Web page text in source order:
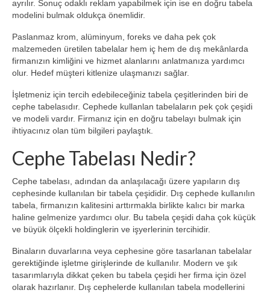
7- Kutu Harf Tabela
9- Hastane Tabelası
10- Eczane Tabelası
Referanslar
Hizmet Bölgelerimiz
Blog
Bilgi Bankası
Tabela Üretimi
İletişim
ayrılır. Sonuç odaklı reklam yapabilmek için ise en doğru tabela
modelini bulmak oldukça önemlidir.
Paslanmaz krom, alüminyum, foreks ve daha pek çok
malzemeden üretilen tabelalar hem iç hem de dış mekânlarda
firmanızın kimliğini ve hizmet alanlarını anlatmanıza yardımcı
olur. Hedef müşteri kitlenize ulaşmanızı sağlar.
İşletmeniz için tercih edebileceğiniz tabela çeşitlerinden biri de
cephe tabelasıdır. Cephede kullanlan tabelaların pek çok çeşidi
ve modeli vardır. Firmanız için en doğru tabelayı bulmak için
ihtiyacınız olan tüm bilgileri paylaştık.
Cephe Tabelası Nedir?
Cephe tabelası, adından da anlaşılacağı üzere yapıların dış
cephesinde kullanılan bir tabela çeşididir. Dış cephede kullanılın
tabela, firmanızın kalitesini arttırmakla birlikte kalıcı bir marka
haline gelmenize yardımcı olur. Bu tabela çeşidi daha çok küçük
ve büyük ölçekli holdinglerin ve işyerlerinin tercihidir.
Binaların duvarlarına veya cephesine göre tasarlanan tabelalar
gerektiğinde işletme girişlerinde de kullanılır. Modern ve şık
tasarımlarıyla dikkat çeken bu tabela çeşidi her firma için özel
olarak hazırlanır. Dış cephelerde kullanılan tabela modellerini